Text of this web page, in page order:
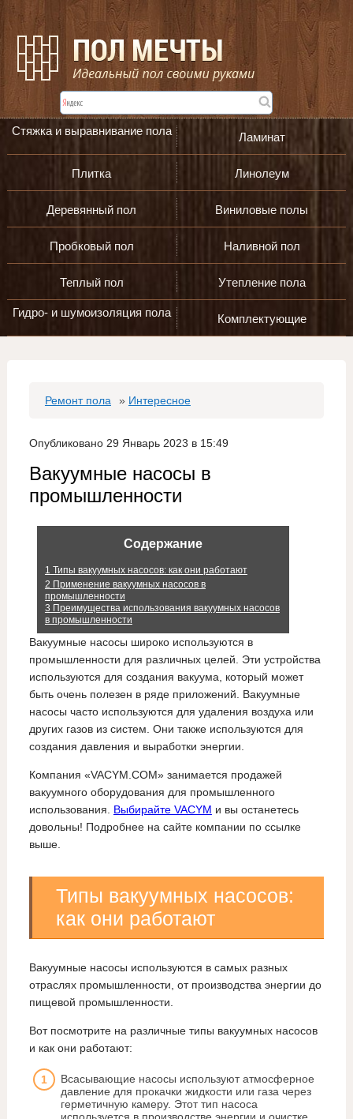
Стяжка и выравнивание пола Ламинат
Плитка Линолеум
Деревянный пол Виниловые полы
Пробковый пол Наливной пол
Теплый пол Утепление пола
Гидро- и шумоизоляция пола Комплектующие
Ремонт пола » Интересное
Опубликовано 29 Январь 2023 в 15:49
Вакуумные насосы в
промышленности
Содержание
1 Типы вакуумных насосов: как они работают
2 Применение вакуумных насосов в
промышленности
3 Преимущества использования вакуумных насосов
в промышленности
Вакуумные насосы широко используются в
промышленности для различных целей. Эти устройства
используются для создания вакуума, который может
быть очень полезен в ряде приложений. Вакуумные
насосы часто используются для удаления воздуха или
других газов из систем. Они также используются для
создания давления и выработки энергии.
Компания «VACYM.COM» занимается продажей
вакуумного оборудования для промышленного
использования. Выбирайте VACYM и вы останетесь
довольны! Подробнее на сайте компании по ссылке
выше.
Типы вакуумных насосов:
как они работают
Вакуумные насосы используются в самых разных
отраслях промышленности, от производства энергии до
пищевой промышленности.
Вот посмотрите на различные типы вакуумных насосов
и как они работают:
Всасывающие насосы используют атмосферное
давление для прокачки жидкости или газа через
герметичную камеру. Этот тип насоса